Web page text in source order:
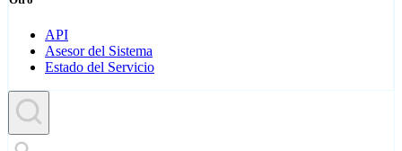
API
Asesor del Sistema
Estado del Servicio